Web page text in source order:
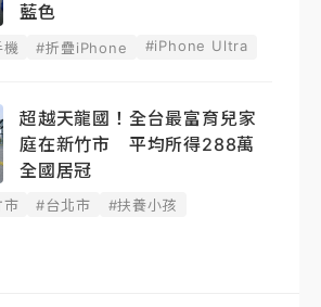
藍色
#折疊iPhone #iPhone Ultra
超越天龍國！全台最富育兒家
庭在新竹市 平均所得288萬
全國居冠
市 #台北市 #扶養小孩